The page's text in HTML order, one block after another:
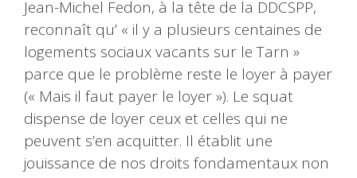
Jean-Michel Fedon, à la tête de la DDCSPP,
reconnaît qu’ « il y a plusieurs centaines de
logements sociaux vacants sur le Tarn »
parce que le problème reste le loyer à payer
(« Mais il faut payer le loyer »). Le squat
dispense de loyer ceux et celles qui ne
peuvent s’en acquitter. Il établit une
jouissance de nos droits fondamentaux non